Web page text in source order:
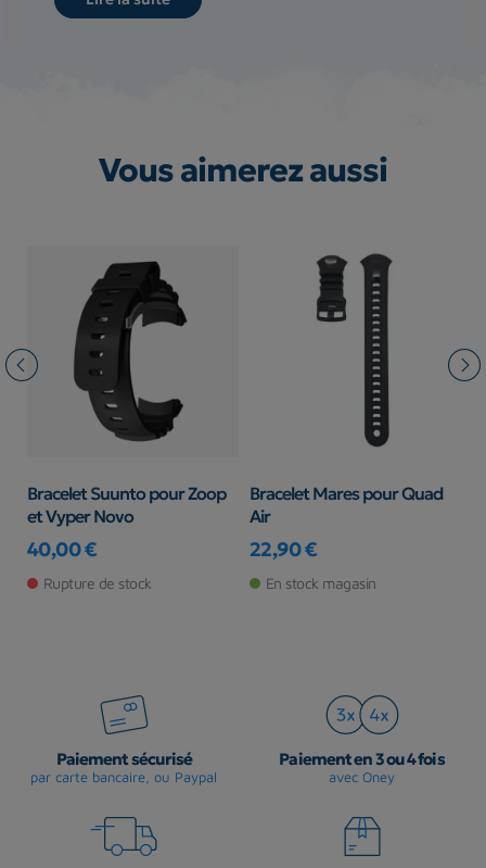
Vous aimerez aussi
Bracelet Suunto pour Zoop
et Vyper Novo
Prix
40,00 €
Rupture de stock
Bracelet Mares pour Quad
Air
Prix
22,90 €
En stock magasin
Paiement sécurisé
par carte bancaire, ou Paypal
Paiement en 3 ou 4 fois
avec Oney